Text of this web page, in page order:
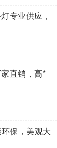
专业供应，
直销，高*
保，美观大